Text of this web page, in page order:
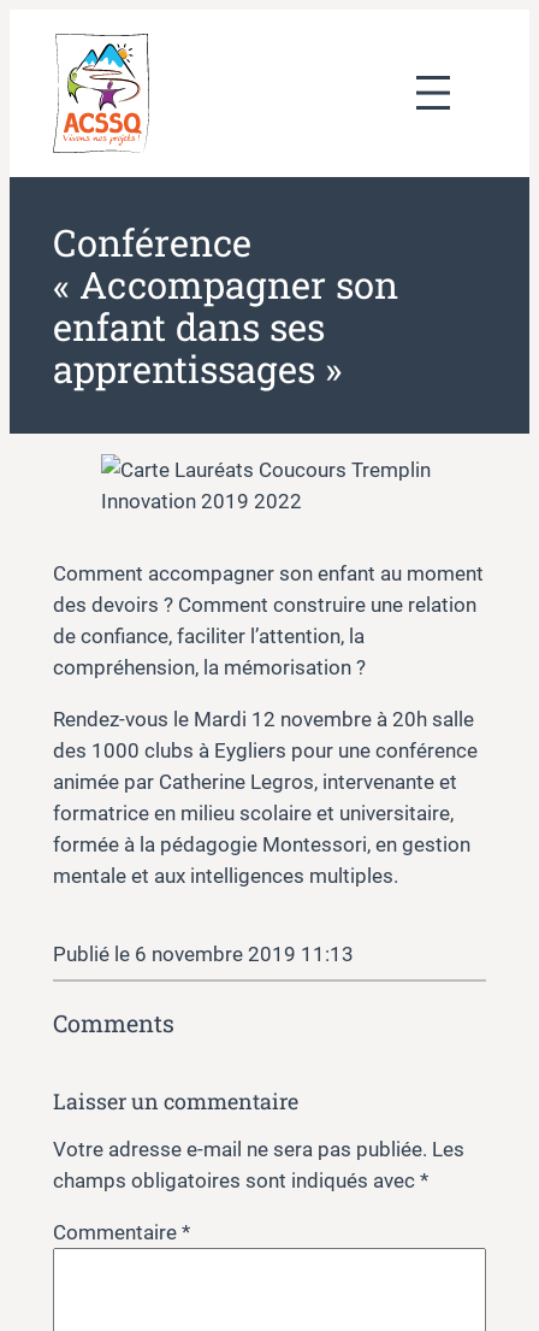
contenu
Conférence
« Accompagner son
enfant dans ses
apprentissages »
Comment accompagner son enfant au moment
des devoirs ? Comment construire une relation
de confiance, faciliter l’attention, la
compréhension, la mémorisation ?
Rendez-vous le Mardi 12 novembre à 20h salle
des 1000 clubs à Eygliers pour une conférence
animée par Catherine Legros, intervenante et
formatrice en milieu scolaire et universitaire,
formée à la pédagogie Montessori, en gestion
mentale et aux intelligences multiples.
6 novembre 2019 11:13
Comments
Laisser un commentaire
Votre adresse e-mail ne sera pas publiée. Les
champs obligatoires sont indiqués avec *
Commentaire *